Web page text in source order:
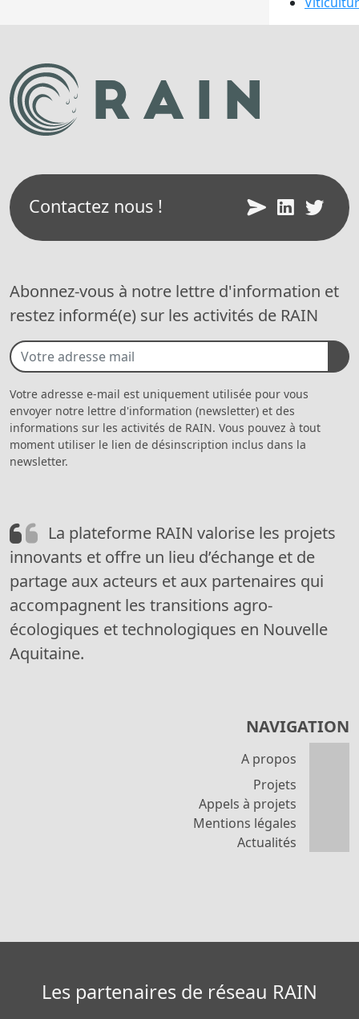
Contactez nous !
Abonnez-vous à notre lettre d'information et
restez informé(e) sur les activités de RAIN
Votre adresse e-mail est uniquement utilisée pour vous
envoyer notre lettre d'information (newsletter) et des
informations sur les activités de RAIN. Vous pouvez à tout
moment utiliser le lien de désinscription inclus dans la
newsletter.
La plateforme RAIN valorise les projets
innovants et offre un lieu d’échange et de
partage aux acteurs et aux partenaires qui
accompagnent les transitions agro-
écologiques et technologiques en Nouvelle
Aquitaine.
NAVIGATION
A propos
Projets
Appels à projets
Mentions légales
Actualités
Les partenaires de réseau RAIN